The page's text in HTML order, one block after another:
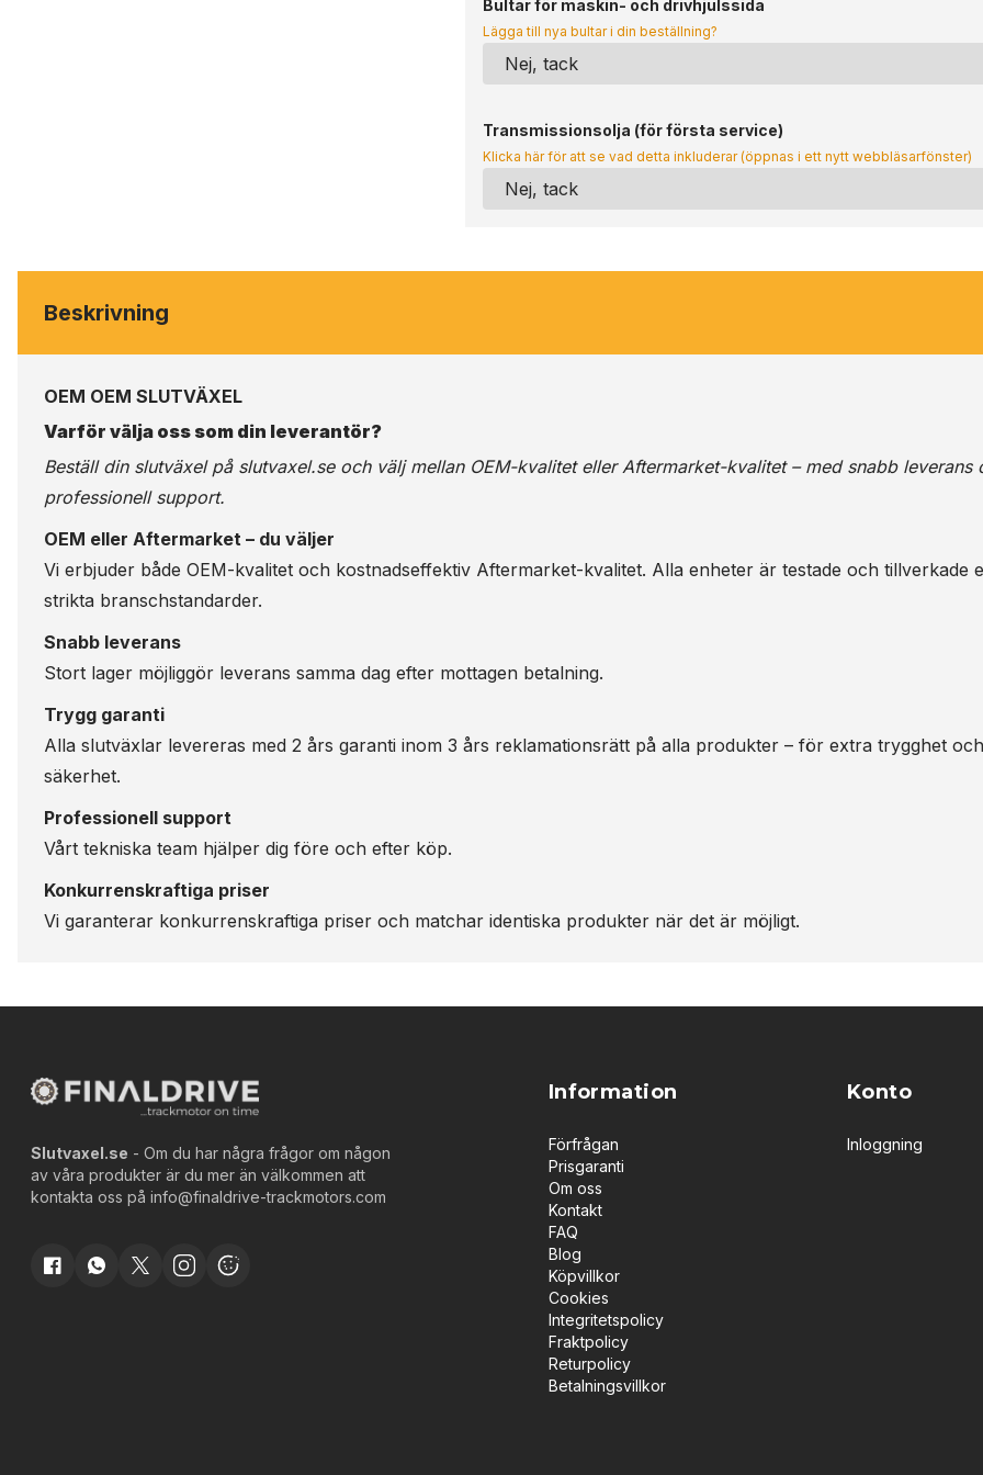
Bultar för maskin- och drivhjulssida
Lägga till nya bultar i din beställning?
Transmissionsolja (för första service)
Klicka här för att se vad detta inkluderar (öppnas i ett nytt webbläsarfönster)
Beskrivning
OEM OEM SLUTVÄXEL
Varför välja oss som din leverantör?
Beställ din slutväxel på slutvaxel.seoch välj mellan OEM-kvalitet eller Aftermarket-kvalitet – med snabb leverans
professionell support.
OEM eller Aftermarket – du väljer
Vi erbjuder både OEM-kvalitet och kostnadseffektiv Aftermarket-kvalitet. Alla enheter är testade och tillverkade
strikta branschstandarder.
Snabb leverans
Stort lager möjliggör leverans samma dag efter mottagen betalning.
Trygg garanti
Alla slutväxlar levereras med 2 års garanti inom 3 års reklamationsrätt på alla produkter – för extra trygghet och
säkerhet.
Professionell support
Vårt tekniska team hjälper dig före och efter köp.
Konkurrenskraftiga priser
Vi garanterar konkurrenskraftiga priser och matchar identiska produkter när det är möjligt.
Slutvaxel.se - Om du har några frågor om någon
av våra produkter är du mer än välkommen att
kontakta oss på info@finaldrive-trackmotors.com
Information
Förfrågan
Prisgaranti
Om oss
Kontakt
FAQ
Blog
Köpvillkor
Cookies
Integritetspolicy
Fraktpolicy
Returpolicy
Betalningsvillkor
Konto
Inloggning